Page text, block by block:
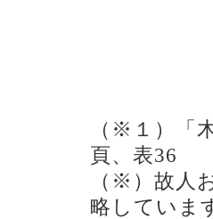
（※１）「
頁、表36
（※）故人
略していま